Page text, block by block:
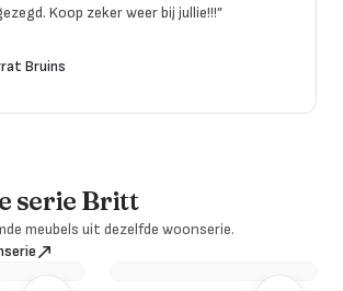
Koop zeker weer bij jullie!!!”
Bruins
serie Britt
meubels uit dezelfde woonserie.